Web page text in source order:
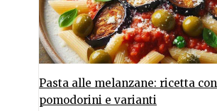
Pasta alle melanzane: ricetta con
pomodorini e varianti